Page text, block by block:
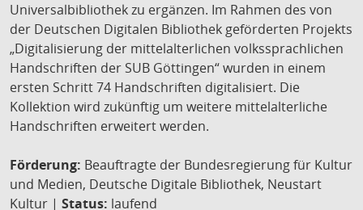
Universalbibliothek zu ergänzen. Im Rahmen des von
der Deutschen Digitalen Bibliothek geförderten Projekts
„Digitalisierung der mittelalterlichen volkssprachlichen
Handschriften der SUB Göttingen“ wurden in einem
ersten Schritt 74 Handschriften digitalisiert. Die
Kollektion wird zukünftig um weitere mittelalterliche
Handschriften erweitert werden.
Förderung: Beauftragte der Bundesregierung für Kultur
und Medien, Deutsche Digitale Bibliothek, Neustart
Kultur | Status: laufend